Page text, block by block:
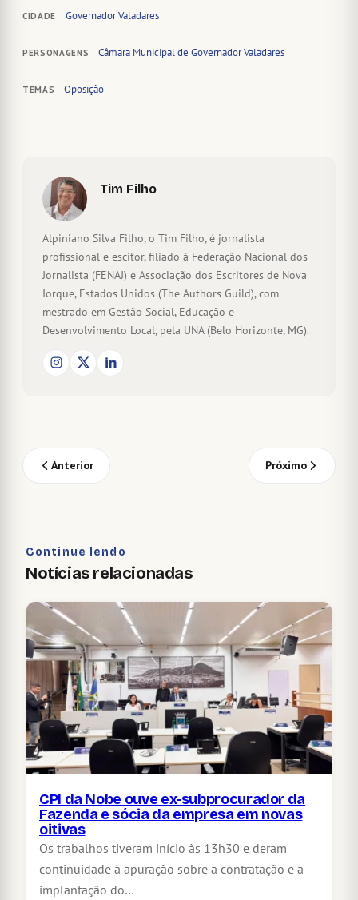
CIDADE Governador Valadares
PERSONAGENS Câmara Municipal de Governador Valadares
TEMAS Oposição
Tim Filho
Alpiniano Silva Filho, o Tim Filho, é jornalista
profissional e escitor, filiado à Federação Nacional dos
Jornalista (FENAJ) e Associação dos Escritores de Nova
Iorque, Estados Unidos (The Authors Guild), com
mestrado em Gestão Social, Educação e
Desenvolvimento Local, pela UNA (Belo Horizonte, MG).
Anterior Próximo
Continue lendo
Notícias relacionadas
CPI da Nobe ouve ex-subprocurador da
Fazenda e sócia da empresa em novas
oitivas
Os trabalhos tiveram início às 13h30 e deram
continuidade à apuração sobre a contratação e a
implantação do…